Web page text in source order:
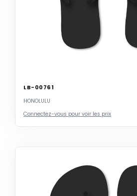
LB-00761
HONOLULU
Connectez-vous pour voir les prix